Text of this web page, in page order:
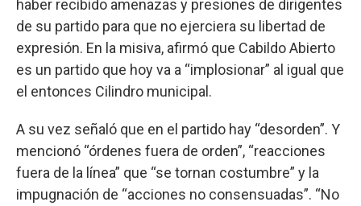
haber recibido amenazas y presiones de dirigentes
de su partido para que no ejerciera su libertad de
expresión. En la misiva, afirmó que Cabildo Abierto
es un partido que hoy va a “implosionar” al igual que
el entonces Cilindro municipal.
A su vez señaló que en el partido hay “desorden”. Y
mencionó “órdenes fuera de orden”, “reacciones
fuera de la línea” que “se tornan costumbre” y la
impugnación de “acciones no consensuadas”. “No